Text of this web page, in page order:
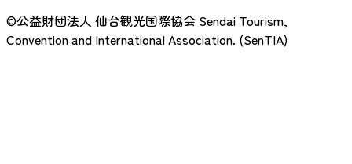
©公益財団法人 仙台観光国際協会 Sendai Tourism,
Convention and International Association. (SenTIA)